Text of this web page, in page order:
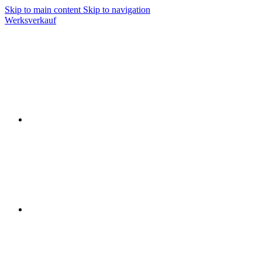
Skip to main content Skip to navigation
Werksverkauf